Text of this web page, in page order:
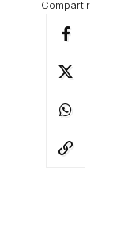
Compartir